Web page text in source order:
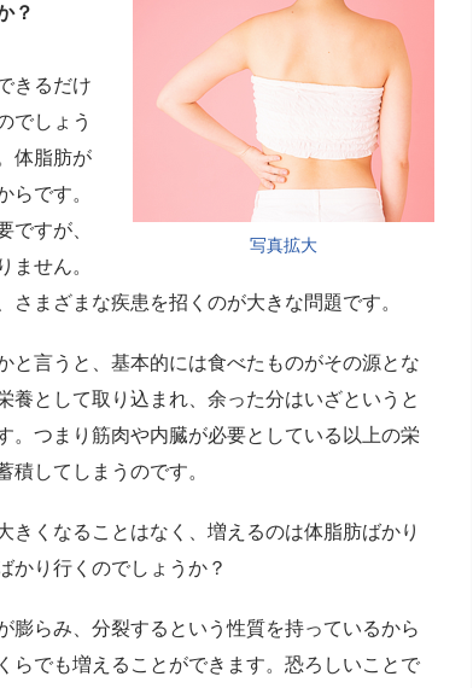
写真拡大
？
きるだけ
でしょう
体脂肪が
らです。
ですが、
ません。
さまざまな疾患を招くのが大きな問題です。
と言うと、基本的には食べたものがその源とな
養として取り込まれ、余った分はいざというと
。つまり筋肉や内臓が必要としている以上の栄
積してしまうのです。
きくなることはなく、増えるのは体脂肪ばかり
かり行くのでしょうか？
膨らみ、分裂するという性質を持っているから
らでも増えることができます。恐ろしいことで